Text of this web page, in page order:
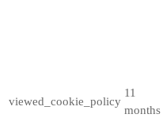
viewed_cookie_policy
11
months